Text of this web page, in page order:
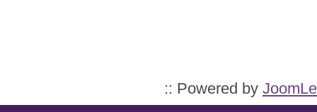
:: Powered by